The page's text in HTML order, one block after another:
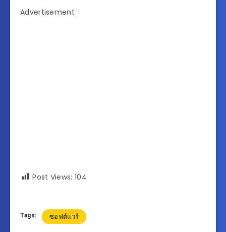
Advertisement
Post Views: 104
Tags: ซอฟต์แวร์